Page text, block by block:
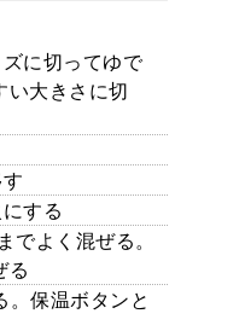
に切ってゆで
い大きさに切
する
よく混ぜる。
る
保温ボタンと